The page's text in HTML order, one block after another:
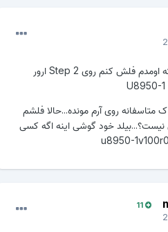
دوستان این گوشی ویروس داشت که اومدم فلش کنم روی Step 2 ارور
متاسفانه روی آرم مونده...حالا فلشم
نیست؟...بیلد خود گوشی اینه اگه کسی
11